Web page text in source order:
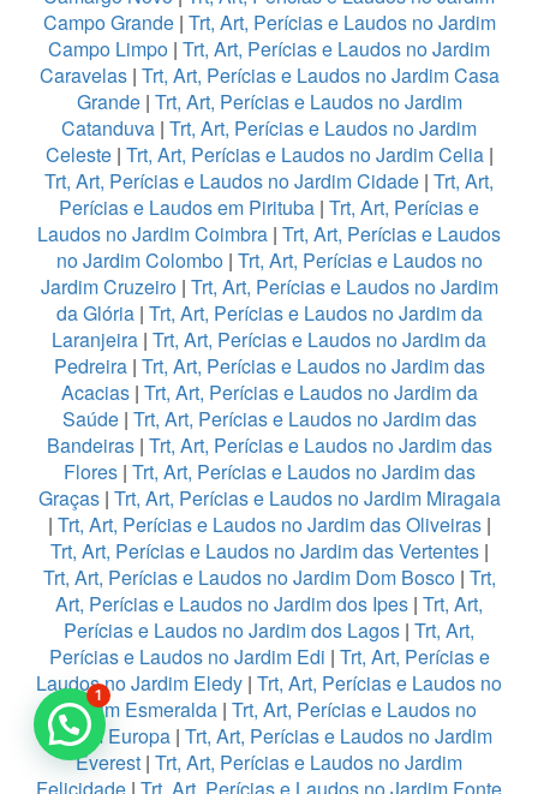
Campo Grande| Trt, Art, Perícias e Laudos no Jardim
Campo Limpo | Trt, Art, Perícias e Laudos no Jardim
Caravelas| Trt, Art, Perícias e Laudos no Jardim Casa
Grande| Trt, Art, Perícias e Laudos no Jardim
Catanduva | Trt, Art, Perícias e Laudos no Jardim
Celeste| Trt, Art, Perícias e Laudos no Jardim Celia|
Trt, Art, Perícias e Laudos no Jardim Cidade | Trt, Art,
Perícias e Laudos em Pirituba | Trt, Art, Perícias e
Laudos no Jardim Coimbra | Trt, Art, Perícias e Laudos
no Jardim Colombo| Trt, Art, Perícias e Laudos no
Jardim Cruzeiro| Trt, Art, Perícias e Laudos no Jardim
da Glória| Trt, Art, Perícias e Laudos no Jardim da
Laranjeira | Trt, Art, Perícias e Laudos no Jardim da
Pedreira| Trt, Art, Perícias e Laudos no Jardim das
Acacias| Trt, Art, Perícias e Laudos no Jardim da
Saúde| Trt, Art, Perícias e Laudos no Jardim das
Bandeiras| Trt, Art, Perícias e Laudos no Jardim das
Flores| Trt, Art, Perícias e Laudos no Jardim das
Graças| Trt, Art, Perícias e Laudos no Jardim Miragaia
| Trt, Art, Perícias e Laudos no Jardim das Oliveiras|
Trt, Art, Perícias e Laudos no Jardim das Vertentes|
Trt, Art, Perícias e Laudos no Jardim Dom Bosco| Trt,
Art, Perícias e Laudos no Jardim dos Ipes | Trt, Art,
Perícias e Laudos no Jardim dos Lagos | Trt, Art,
Perícias e Laudos no Jardim Edi | Trt, Art, Perícias e
Laudos no Jardim Eledy | Trt, Art, Perícias e Laudos no
Jardim Esmeralda| Trt, Art, Perícias e Laudos no
Jardim Europa | Trt, Art, Perícias e Laudos no Jardim
Everest | Trt, Art, Perícias e Laudos no Jardim
1